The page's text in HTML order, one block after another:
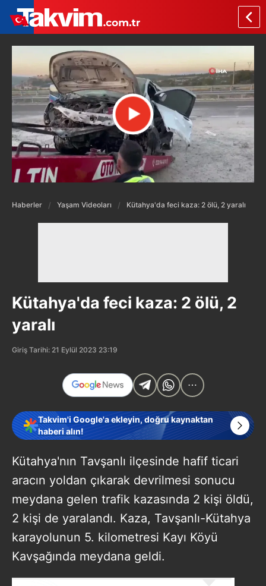
Haberler Yaşam Videoları Kütahya'da feci kaza: 2 ölü, 2 yaralı
Kütahya'da feci kaza: 2 ölü, 2
yaralı
Giriş Tarihi: 21 Eylül 2023 23:19
Takvim'i Google'a ekleyin, doğru kaynaktan
haberi alın!
Kütahya'nın Tavşanlı ilçesinde hafif ticari
aracın yoldan çıkarak devrilmesi sonucu
meydana gelen trafik kazasında 2 kişi öldü,
2 kişi de yaralandı. Kaza, Tavşanlı-Kütahya
karayolunun 5. kilometresi Kayı Köyü
Kavşağında meydana geldi.